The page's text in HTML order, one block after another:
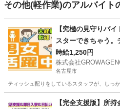
その他(軽作業)のアルバイト
【究極の見守りバ
スターできちゃう
視係
時給1,250円
株式会社
名古屋市
ティッシュ配りをしているスタッフが、しっ
その他 スタッフ
【完全支援版】所